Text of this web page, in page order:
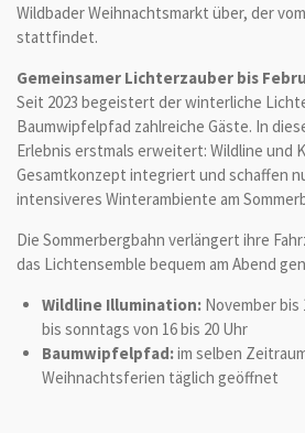
Wildbader Weihnachtsmarkt über, der
stattfindet.
Gemeinsamer Lichterzauber bis
Seit 2023 begeistert der winterliche
Baumwipfelpfad zahlreiche Gäste. In
Erlebnis erstmals erweitert: Wildline und
Gesamtkonzept integriert und schaffen
intensiveres Winterambiente am
Die Sommerbergbahn verlängert ihre
das Lichtensemble bequem am Abend
Wildline Illumination:November bis
bis sonntags von 16 bis 20 Uhr
Baumwipfelpfad:im selben
Weihnachtsferien täglich geöffnet